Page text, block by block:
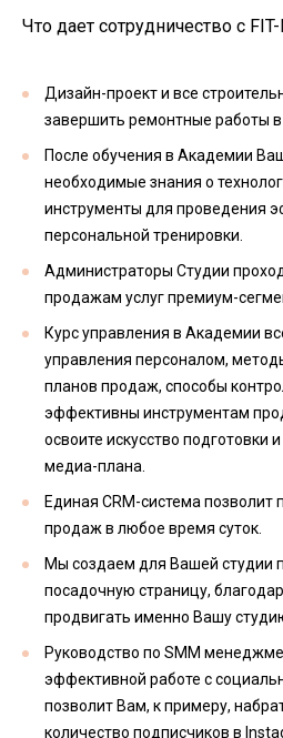
Что дает сотрудничество с FIT-
Дизайн-проект и все
завершить ремонтные работы
После обучения в Академии
необходимые знания о
инструменты для проведения
персональной тренировки.
Администраторы Студии
продажам услуг премиум-
Курс управления в Академии
управления персоналом,
планов продаж, способы
эффективны инструментам
освоите искусство подготовки
медиа-плана.
Единая CRM-система позволит
продаж в любое время суток.
Мы создаем для Вашей студии
посадочную страницу,
продвигать именно Вашу
Руководство по SMM
эффективной работе с
позволит Вам, к примеру,
количество подписчиков в